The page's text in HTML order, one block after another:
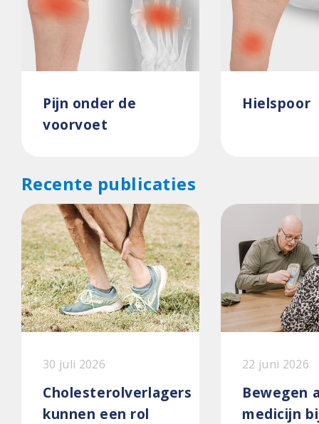
Pijn onder de
voorvoet
Hielspoor
Recente publicaties
30 juli 2026
Cholesterolverlagers
kunnen een rol
22 juni 2026
Bewegen
medicijn